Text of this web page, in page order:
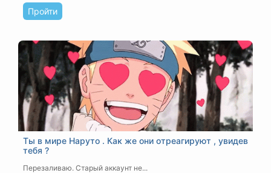
Пройти
Ты в мире Наруто . Как же они отреагируют , увидев
тебя ?
Перезаливаю. Старый аккаунт не...